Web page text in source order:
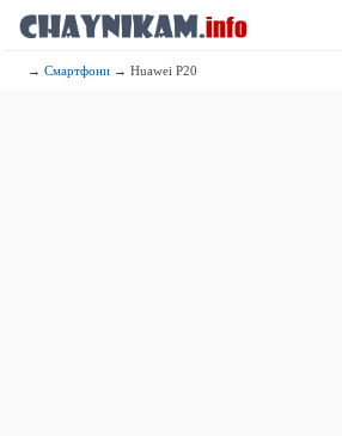
→Смартфони → Huawei P20